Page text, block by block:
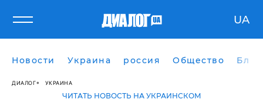
UA
Новости Украина россия Общество
ДИАЛОГ УКРАИНА
ЧИТАТЬ НОВОСТЬ НА УКРАИНСКОМ